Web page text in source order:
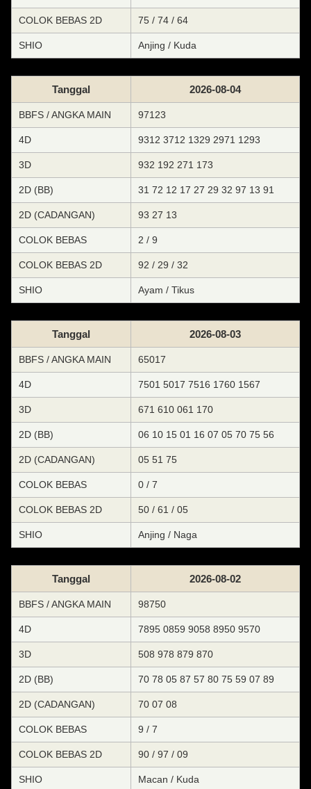
COLOK BEBAS 2D 75 / 74 / 64
SHIO Anjing / Kuda
Tanggal 2026-08-04
BBFS / ANGKA MAIN 97123
4D 9312 3712 1329 2971 1293
3D 932 192 271 173
2D (BB) 31 72 12 17 27 29 32 97 13 91
2D (CADANGAN) 93 27 13
COLOK BEBAS 2 / 9
COLOK BEBAS 2D 92 / 29 / 32
SHIO Ayam / Tikus
Tanggal 2026-08-03
BBFS / ANGKA MAIN 65017
4D 7501 5017 7516 1760 1567
3D 671 610 061 170
2D (BB) 06 10 15 01 16 07 05 70 75 56
2D (CADANGAN) 05 51 75
COLOK BEBAS 0 / 7
COLOK BEBAS 2D 50 / 61 / 05
SHIO Anjing / Naga
Tanggal 2026-08-02
BBFS / ANGKA MAIN 98750
4D 7895 0859 9058 8950 9570
3D 508 978 879 870
2D (BB) 70 78 05 87 57 80 75 59 07 89
2D (CADANGAN) 70 07 08
COLOK BEBAS 9 / 7
COLOK BEBAS 2D 90 / 97 / 09
SHIO Macan / Kuda